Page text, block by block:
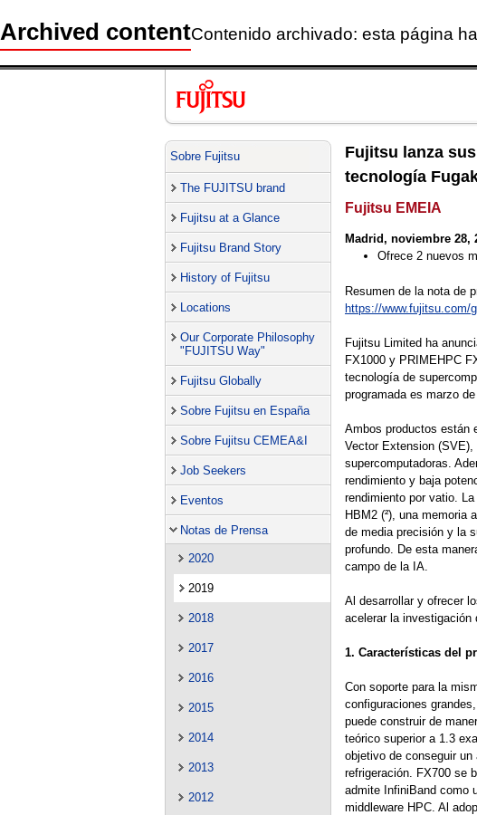
Archived contentContenido archivado: esta página
Sobre Fujitsu
The FUJITSU brand
Fujitsu at a Glance
Fujitsu Brand Story
History of Fujitsu
Locations
Our Corporate Philosophy
"FUJITSU Way"
Fujitsu Globally
Sobre Fujitsu en España
Sobre Fujitsu CEMEA&I
Job Seekers
Eventos
Notas de Prensa
2020
2019
2018
2017
2016
2015
2014
2013
2012
Fujitsu lanza
tecnología
Fujitsu EMEIA
Madrid, noviembre 28,
Ofrece 2 nuevos
Resumen de la nota de
https://www.fujitsu.com/
Fujitsu Limited ha
FX1000 y PRIMEHPC
tecnología de
programada es marzo
Ambos productos están
Vector Extension
supercomputadoras.
rendimiento y baja
rendimiento por vatio.
HBM2 (²), una memoria
de media precisión y la
profundo. De esta
campo de la IA.
Al desarrollar y ofrecer
acelerar la investigación
1. Características del
Con soporte para la
configuraciones
puede construir de
teórico superior a 1.3
objetivo de conseguir
refrigeración. FX700 se
admite InfiniBand como
middleware HPC. Al